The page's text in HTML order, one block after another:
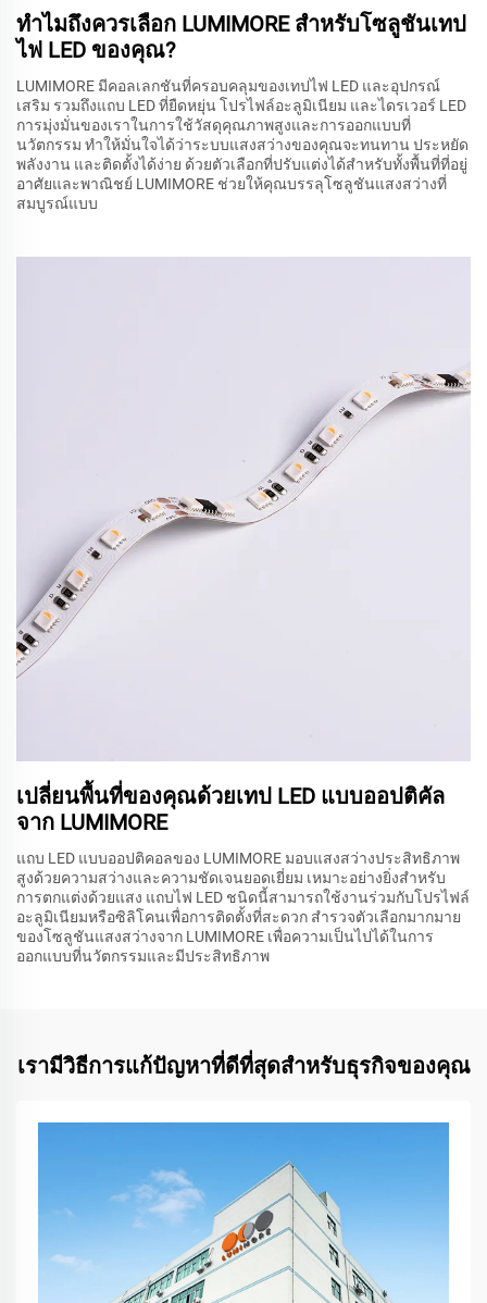
ทำไมถึงควรเลือก LUMIMORE สำหรับโซลูชันเทป
ไฟ LED ของคุณ?
LUMIMORE มีคอลเลกชันที่ครอบคลุมของเทปไฟ LED และอุปกรณ์
เสริม รวมถึงแถบ LED ที่ยืดหยุ่น โปรไฟล์อะลูมิเนียม และไดรเวอร์ LED
การมุ่งมั่นของเราในการใช้วัสดุคุณภาพสูงและการออกแบบที่
นวัตกรรม ทำให้มั่นใจได้ว่าระบบแสงสว่างของคุณจะทนทาน ประหยัด
พลังงาน และติดตั้งได้ง่าย ด้วยตัวเลือกที่ปรับแต่งได้สำหรับทั้งพื้นที่ที่อยู่
อาศัยและพาณิชย์ LUMIMORE ช่วยให้คุณบรรลุโซลูชันแสงสว่างที่
สมบูรณ์แบบ
เปลี่ยนพื้นที่ของคุณด้วยเทป LED แบบออปติคัล
จาก LUMIMORE
แถบ LED แบบออปติคอลของ LUMIMORE มอบแสงสว่างประสิทธิภาพ
สูงด้วยความสว่างและความชัดเจนยอดเยี่ยม เหมาะอย่างยิ่งสำหรับ
การตกแต่งด้วยแสง แถบไฟ LED ชนิดนี้สามารถใช้งานร่วมกับโปรไฟล์
อะลูมิเนียมหรือซิลิโคนเพื่อการติดตั้งที่สะดวก สำรวจตัวเลือกมากมาย
ของโซลูชันแสงสว่างจาก LUMIMORE เพื่อความเป็นไปได้ในการ
ออกแบบที่นวัตกรรมและมีประสิทธิภาพ
เรามีวิธีการแก้ปัญหาที่ดีที่สุดสำหรับธุรกิจของคุณ